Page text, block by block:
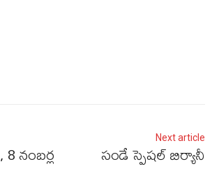
నంబర్ల
Next article
సండే స్పెషల్ బిర్యానీ